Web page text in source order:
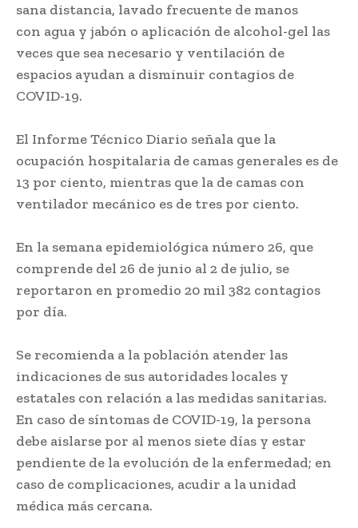
sana distancia, lavado frecuente de manos
con agua y jabón o aplicación de alcohol-gel las
veces que sea necesario y ventilación de
espacios ayudan a disminuir contagios de
COVID-19.
El Informe Técnico Diario señala que la
ocupación hospitalaria de camas generales es de
13 por ciento, mientras que la de camas con
ventilador mecánico es de tres por ciento.
En la semana epidemiológica número 26, que
comprende del 26 de junio al 2 de julio, se
reportaron en promedio 20 mil 382 contagios
por día.
Se recomienda a la población atender las
indicaciones de sus autoridades locales y
estatales con relación a las medidas sanitarias.
En caso de síntomas de COVID-19, la persona
debe aislarse por al menos siete días y estar
pendiente de la evolución de la enfermedad; en
caso de complicaciones, acudir a la unidad
médica más cercana.